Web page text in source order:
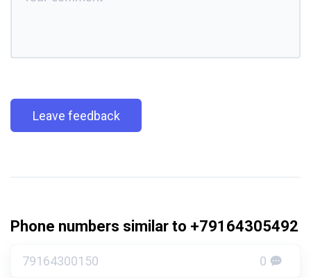
Leave feedback
Phone numbers similar to +79164305492
79164300150 0